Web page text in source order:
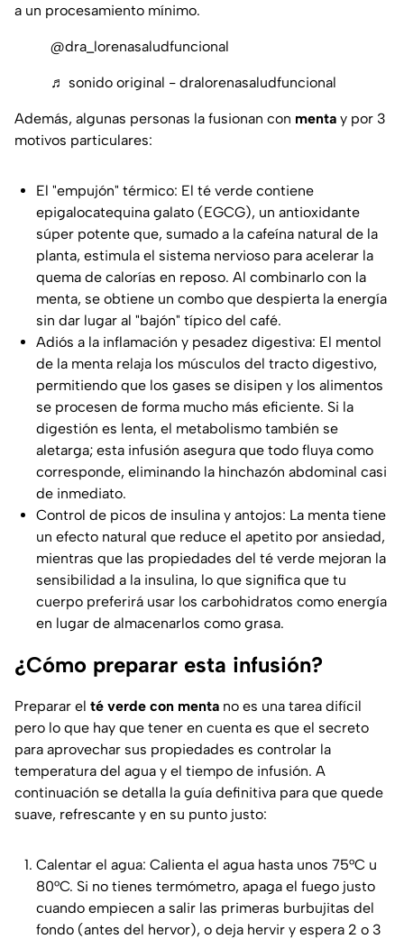
a un procesamiento mínimo.
@dra_lorenasaludfuncional
♬ sonido original - dralorenasaludfuncional
Además, algunas personas la fusionan con menta y por 3
motivos particulares:
El "empujón" térmico: El té verde contiene
epigalocatequina galato (EGCG), un antioxidante
súper potente que, sumado a la cafeína natural de la
planta, estimula el sistema nervioso para acelerar la
quema de calorías en reposo. Al combinarlo con la
menta, se obtiene un combo que despierta la energía
sin dar lugar al "bajón" típico del café.
Adiós a la inflamación y pesadez digestiva: El mentol
de la menta relaja los músculos del tracto digestivo,
permitiendo que los gases se disipen y los alimentos
se procesen de forma mucho más eficiente. Si la
digestión es lenta, el metabolismo también se
aletarga; esta infusión asegura que todo fluya como
corresponde, eliminando la hinchazón abdominal casi
de inmediato.
Control de picos de insulina y antojos: La menta tiene
un efecto natural que reduce el apetito por ansiedad,
mientras que las propiedades del té verde mejoran la
sensibilidad a la insulina, lo que significa que tu
cuerpo preferirá usar los carbohidratos como energía
en lugar de almacenarlos como grasa.
¿Cómo preparar esta infusión?
Preparar el té verde con menta no es una tarea difícil
pero lo que hay que tener en cuenta es que el secreto
para aprovechar sus propiedades es controlar la
temperatura del agua y el tiempo de infusión. A
continuación se detalla la guía definitiva para que quede
suave, refrescante y en su punto justo:
Calentar el agua: Calienta el agua hasta unos 75°C u
80°C. Si no tienes termómetro, apaga el fuego justo
cuando empiecen a salir las primeras burbujitas del
fondo (antes del hervor), o deja hervir y espera 2 o 3